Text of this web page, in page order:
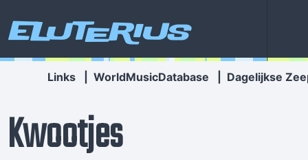
Eluterius
Links WorldMusicDatabase Dagelijkse
Kwootjes